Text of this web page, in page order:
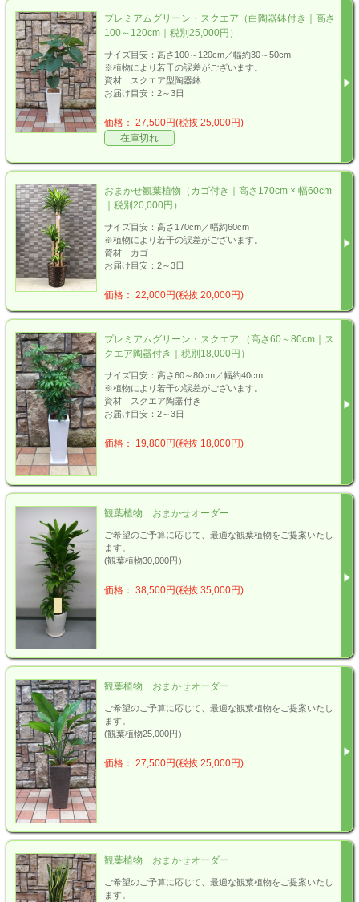
プレミアムグリーン・スクエア（白陶器鉢付き｜高さ
100～120cm｜税別25,000円）
サイズ目安：高さ100～120cm／幅約30～50cm
※植物により若干の誤差がございます。
資材 スクエア型陶器鉢
お届け目安：2～3日
価格： 27,500円(税抜 25,000円)
在庫切れ
おまかせ観葉植物（カゴ付き｜高さ170cm × 幅60cm
｜税別20,000円）
サイズ目安：高さ170cm／幅約60cm
※植物により若干の誤差がございます。
資材 カゴ
お届け目安：2～3日
価格： 22,000円(税抜 20,000円)
プレミアムグリーン・スクエア （高さ60～80cm｜ス
クエア陶器付き｜税別18,000円）
サイズ目安：高さ60～80cm／幅約40cm
※植物により若干の誤差がございます。
資材 スクエア陶器付き
お届け目安：2～3日
価格： 19,800円(税抜 18,000円)
観葉植物 おまかせオーダー
ご希望のご予算に応じて、最適な観葉植物をご提案いたし
ます。
(観葉植物30,000円）
価格： 38,500円(税抜 35,000円)
観葉植物 おまかせオーダー
ご希望のご予算に応じて、最適な観葉植物をご提案いたし
ます。
(観葉植物25,000円）
価格： 27,500円(税抜 25,000円)
観葉植物 おまかせオーダー
ご希望のご予算に応じて、最適な観葉植物をご提案いたし
ます。